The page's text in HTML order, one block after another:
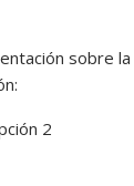
sobre
2